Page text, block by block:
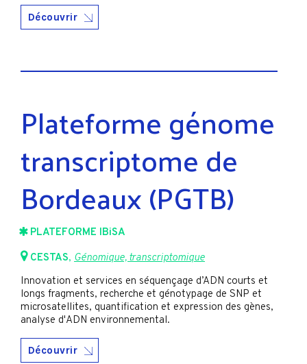
Découvrir
Plateforme génome
transcriptome de
Bordeaux (PGTB)
PLATEFORME IBiSA
CESTAS, Génomique, transcriptomique
Innovation et services en séquençage d’ADN courts et
longs fragments, recherche et génotypage de SNP et
microsatellites, quantification et expression des gènes,
analyse d'ADN environnemental.
Découvrir